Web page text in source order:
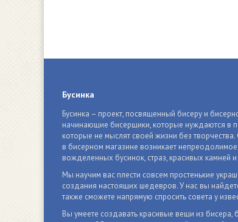
Бусинка
Бусинка – проект, посвященный бисеру и
начинающие бисерщики, которые нуждаются в
которые не мыслят своей жизни без
в бисерном магазине возникает
вожделенных бусинок, страз, красивых камней
Мы научим вас плести совсем простенькие
создания настоящих шедевров. У нас вы
также сможете напрямую спросить совета у
Вы умеете создавать красивые вещи из бисера,